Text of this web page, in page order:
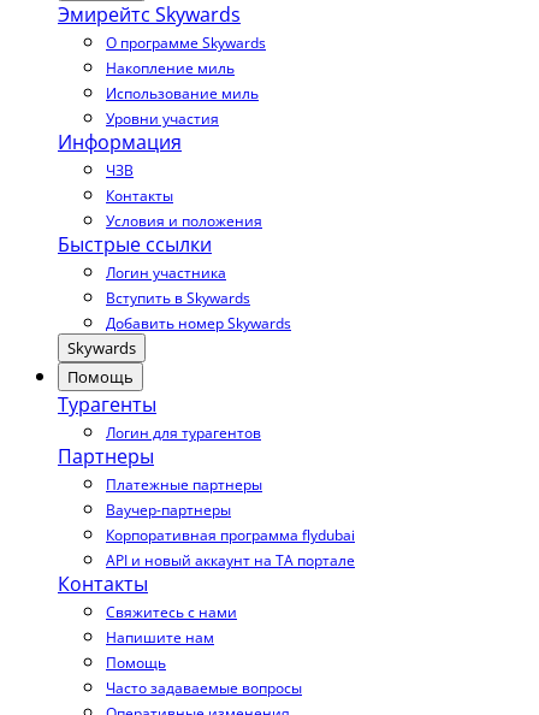
Эмирейтс Skywards
О программе Skywards
Накопление миль
Использование миль
Уровни участия
Информация
ЧЗВ
Контакты
Условия и положения
Быстрые ссылки
Логин участника
Вступить в Skywards
Добавить номер Skywards
Skywards
Помощь
Турагенты
Логин для турагентов
Партнеры
Платежные партнеры
Ваучер-партнеры
Корпоративная программа flydubai
API и новый аккаунт на TA портале
Контакты
Свяжитесь с нами
Напишите нам
Помощь
Часто задаваемые вопросы